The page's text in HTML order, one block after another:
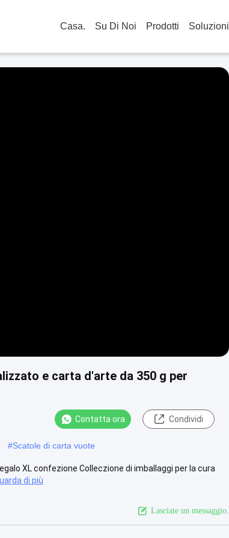
Casa. Su Di Noi Prodotti Soluzioni
e carta d'arte da 350 g per
Contatta ora Condividi
#Scatole di carta vuote
XL confezione Colleczione di imballaggi per la cura
di più
Lasciate un messaggio.